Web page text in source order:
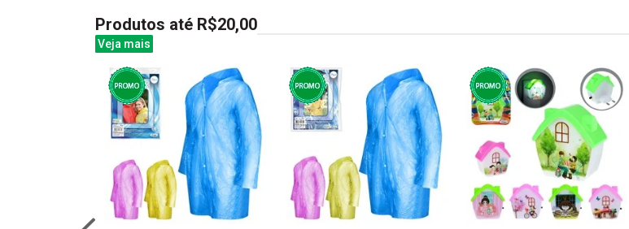
Produtos até R$20,00
Veja mais